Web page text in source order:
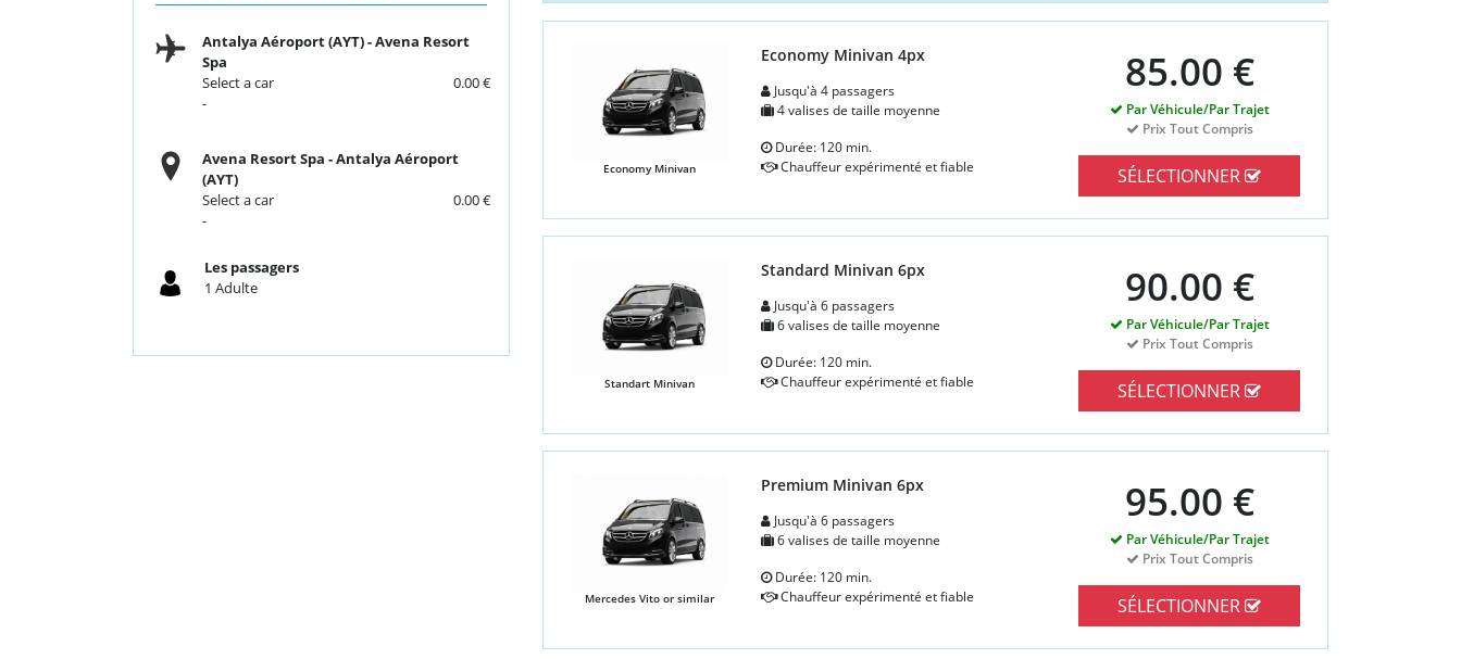
Antalya Aéroport (AYT)-Avena Resort
Spa
Select a car
0.00 €
-
Avena Resort Spa -Antalya Aéroport
(AYT)
Select a car
0.00 €
-
Les passagers
1 Adulte
Economy Minivan
Economy Minivan 4px
Jusqu'à 4 passagers
4 valises de taille moyenne
Durée: 120 min.
Chauffeur expérimenté et fiable
85.00 €
Par Véhicule/Par Trajet
Prix Tout Compris
SÉLECTIONNER
Standart Minivan
Standard Minivan 6px
Jusqu'à 6 passagers
6 valises de taille moyenne
Durée: 120 min.
Chauffeur expérimenté et fiable
90.00 €
Par Véhicule/Par Trajet
Prix Tout Compris
SÉLECTIONNER
Mercedes Vito or similar
Premium Minivan 6px
Jusqu'à 6 passagers
6 valises de taille moyenne
Durée: 120 min.
Chauffeur expérimenté et fiable
95.00 €
Par Véhicule/Par Trajet
Prix Tout Compris
SÉLECTIONNER